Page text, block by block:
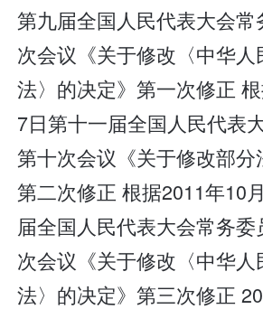
第九届全国人民代表大会常
次会议《关于修改〈中华
法〉的决定》第一次修正
7日第十一届全国人民代表
第十次会议《关于修改部分
第二次修正 根据2011年10
届全国人民代表大会常务
次会议《关于修改〈中华
法〉的决定》第三次修正